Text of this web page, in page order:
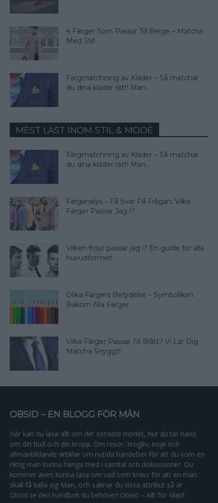
4 Färger Som Passar Till Beige – Matcha
Med Stil!
Färgmatchning av Kläder – Så matchar
du dina kläder rätt! Man...
MEST LÄST INOM STIL & MODE
Färgmatchning av Kläder – Så matchar
du dina kläder rätt! Man...
Färganalys – Få Svar På Frågan: Vilka
Färger Passar Jag I?
Vilken frisyr passar jag i? En guide för alla
huvudformer!
Olika Färgers Betydelse – Symboliken
Bakom Alla Färger
Vilka Färger Passar Till Blått? Vi Lär Dig
Matcha Snyggt!
OBSID – EN BLOGG FÖR MÄN
Här kan du läsa allt om det senaste modet, hur du tar hand
om din hud och din kropp. Om resor, krogliv, nöje och
allmänbildande artiklar om nutida händelser för att du som en
riktig man kunna hänga med i samtal och diskussioner. Du
kommer även kunna läsa om vad som krävs för att en man
skall få kalla sig Man, och saknar du vissa attribut så är
Obsid.se den handbok du behöver! Obsid – Allt för Män!